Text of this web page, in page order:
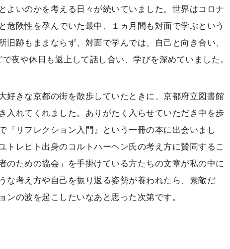
よいのかを考える日々が続いていました。世界はコロナ
危険性を孕んでいた最中、１ヵ月間も対面で学ぶという
旧跡もままならず、対面で学んでは、自己と向き合い、
夜や休日も返上して話し合い、学びを深めていました。
好きな京都の街を散歩していたときに、京都府立図書館
入れてくれました。ありがたく入らせていただき中を歩
『リフレクション入門』という一冊の本に出会いまし
トレヒト出身のコルトハーヘン氏の考え方に賛同するこ
のための協会」を手掛けている方たちの文章が私の中に
な考え方や自己を振り返る姿勢が養われたら、素敵だ
ンの波を起こしたいなあと思った次第です。